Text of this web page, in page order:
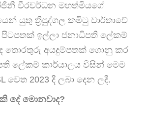
වීරවර්ධන මහත්මියගේ
යුතු ත්‍රිපුද්ගල කමිටු වාර්තාවේ
ඉල්ලා ජනාධිපති ලේකම්
තොරතුරු අයදුම්පතක් ගොනු කර
ලේකම් කාර්යාලය විසින් මෙම
වෙත 2023 දී ලබා දෙන ලදී.
දේ මොනවාද?